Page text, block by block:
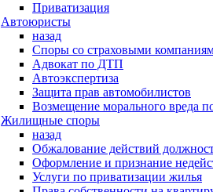
Приватизация
Автоюристы
назад
Споры со страховыми
Адвокат по ДТП
Автоэкспертиза
Защита прав автомобилистов
Возмещение морального вреда
Жилищные споры
назад
Обжалование действий
Оформление и признание
Услуги по приватизации жилья